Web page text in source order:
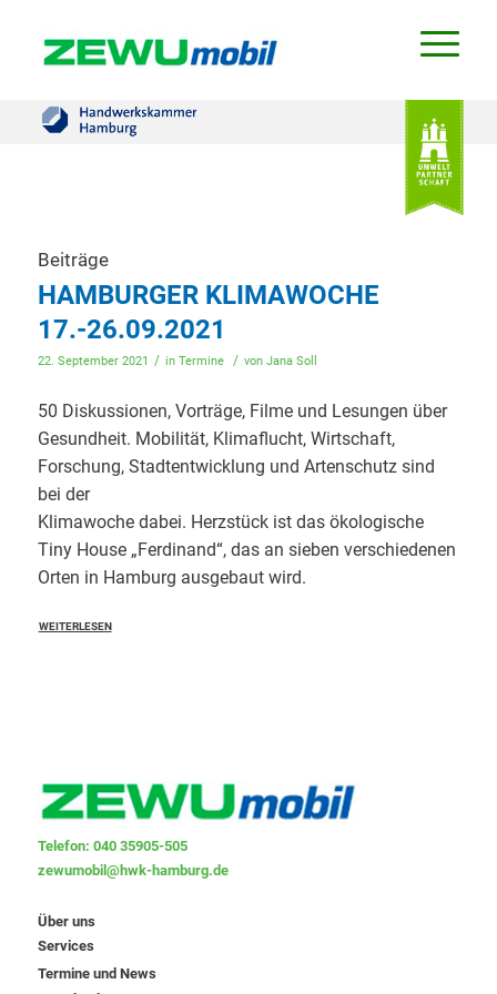
Beiträge
HAMBURGER KLIMAWOCHE
17.-26.09.2021
22. September 2021 / in Termine / von Jana Soll
50 Diskussionen, Vorträge, Filme und Lesungen über
Gesundheit. Mobilität, Klimaflucht, Wirtschaft,
Forschung, Stadtentwicklung und Artenschutz sind
bei der
Klimawoche dabei. Herzstück ist das ökologische
Tiny House „Ferdinand“, das an sieben verschiedenen
Orten in Hamburg ausgebaut wird.
WEITERLESEN
Telefon: 040 35905-505
zewumobil@hwk-hamburg.de
Über uns
Services
Termine und News